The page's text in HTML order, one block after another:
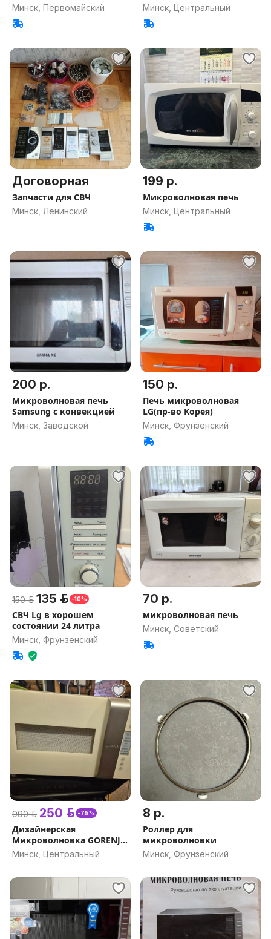
Минск, Первомайский Минск, Центральный
Договорная
Запчасти для СВЧ
Минск, Ленинский
199 р.
Микроволновая печь
Минск, Центральный
200 р.
Микроволновая печь
Samsung с конвекцией
Минск, Заводской
150 р.
Печь микроволновая
LG(пр-во Корея)
Минск, Фрунзенский
150 р. 135 р. -10%
СВЧ Lg в хорошем
состоянии 24 литра
Минск, Фрунзенский
70 р.
микроволновая печь
Минск, Советский
990 р. 250 р. -75%
Дизайнерская
Микроволновка GORENJE
ORA-ITO
Минск, Центральный
8 р.
Роллер для
микроволновки
Минск, Фрунзенский